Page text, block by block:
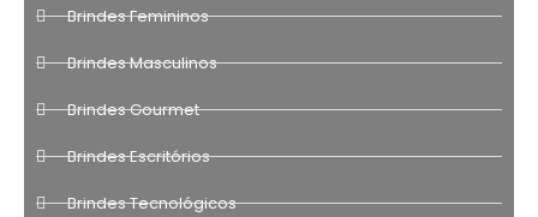
Brindes Femininos
Brindes Masculinos
Brindes Gourmet
Brindes Escritórios
Brindes Tecnológicos